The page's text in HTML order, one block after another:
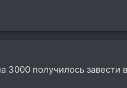
получилось